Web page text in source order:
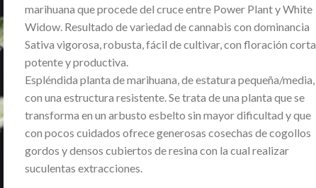
marihuana que procede del cruce entre Power Plant y White
Widow. Resultado de variedad de cannabis con dominancia
Sativa vigorosa, robusta, fácil de cultivar, con floración corta,
potente y productiva.
Espléndida planta de marihuana, de estatura pequeña/media,
con una estructura resistente. Se trata de una planta que se
transforma en un arbusto esbelto sin mayor dificultad y que
con pocos cuidados ofrece generosas cosechas de cogollos
gordos y densos cubiertos de resina con la cual realizar
suculentas extracciones.